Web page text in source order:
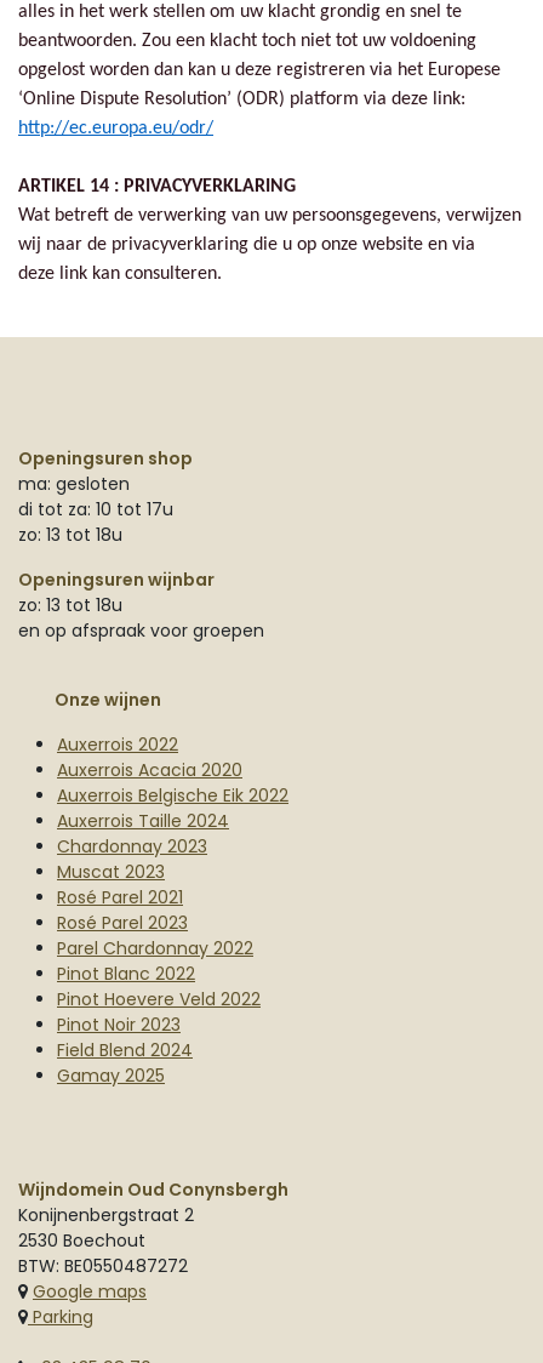
alles in het werk stellen om uw klacht grondig en snel te
beantwoorden. Zou een klacht toch niet tot uw voldoening
opgelost worden dan kan u deze registreren via het Europese
‘Online Dispute Resolution’ (ODR) platform via deze link:
http://ec.europa.eu/odr/
ARTIKEL 14 : PRIVACYVERKLARING
Wat betreft de verwerking van uw persoonsgegevens, verwijzen
wij naar de privacyverklaring die u op onze website en via
deze link kan consulteren.
Openingsuren shop
ma: gesloten
di tot za: 10 tot 17u
zo: 13 tot 18u
Openingsuren wijnbar
zo: 13 tot 18u
en op afspraak voor groepen
Onze wijnen
Auxerrois 2022
Auxerrois Acacia 2020
Auxerrois Belgische Eik 2022
Auxerrois Taille 2024
Chardonnay 2023
Muscat 2023
Rosé Parel 2021
Rosé Parel 2023
Parel Chardonnay 2022
Pinot Blanc 2022
Pinot Hoevere Veld 2022
Pinot Noir 2023
Field Blend 2024
Gamay 2025
Wijndomein Oud Conynsbergh
Konijnenbergstraat 2
2530 Boechout
BTW: BE0550487272
Google maps
Parking